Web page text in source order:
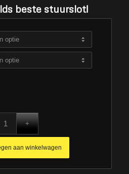
beste stuurslot!
aan winkelwagen